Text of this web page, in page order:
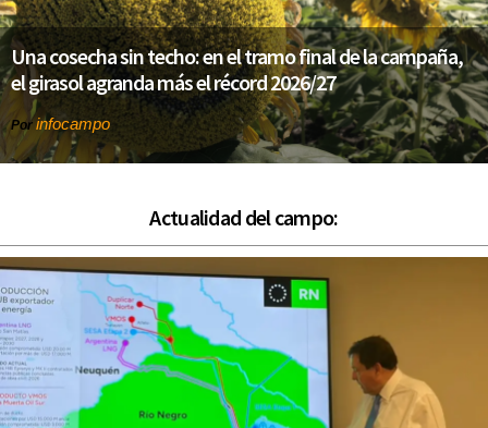
Una cosecha sin techo: en el tramo final de la campaña,
el girasol agranda más el récord 2026/27
Por infocampo
Actualidad del campo: